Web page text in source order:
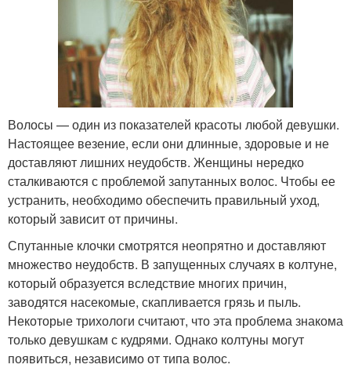
Волосы — один из показателей красоты любой девушки.
Настоящее везение, если они длинные, здоровые и не
доставляют лишних неудобств. Женщины нередко
сталкиваются с проблемой запутанных волос. Чтобы ее
устранить, необходимо обеспечить правильный уход,
который зависит от причины.
Спутанные клочки смотрятся неопрятно и доставляют
множество неудобств. В запущенных случаях в колтуне,
который образуется вследствие многих причин,
заводятся насекомые, скапливается грязь и пыль.
Некоторые трихологи считают, что эта проблема знакома
только девушкам с кудрями. Однако колтуны могут
появиться, независимо от типа волос.